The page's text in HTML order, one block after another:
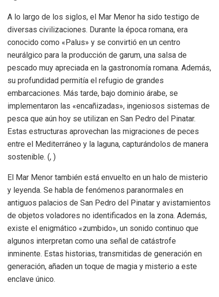
A lo largo de los siglos, el Mar Menor ha sido testigo de
diversas civilizaciones. Durante la época romana, era
conocido como «Palus» y se convirtió en un centro
neurálgico para la producción de garum, una salsa de
pescado muy apreciada en la gastronomía romana. Además,
su profundidad permitía el refugio de grandes
embarcaciones. Más tarde, bajo dominio árabe, se
implementaron las «encañizadas», ingeniosos sistemas de
pesca que aún hoy se utilizan en San Pedro del Pinatar.
Estas estructuras aprovechan las migraciones de peces
entre el Mediterráneo y la laguna, capturándolos de manera
sostenible. (, )
El Mar Menor también está envuelto en un halo de misterio
y leyenda. Se habla de fenómenos paranormales en
antiguos palacios de San Pedro del Pinatar y avistamientos
de objetos voladores no identificados en la zona. Además,
existe el enigmático «zumbido», un sonido continuo que
algunos interpretan como una señal de catástrofe
inminente. Estas historias, transmitidas de generación en
generación, añaden un toque de magia y misterio a este
enclave único.